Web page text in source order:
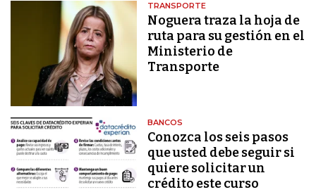
TRANSPORTE
Noguera traza la hoja de
ruta para su gestión en el
Ministerio de
Transporte
BANCOS
Conozca los seis pasos
que usted debe seguir si
quiere solicitar un
crédito este curso